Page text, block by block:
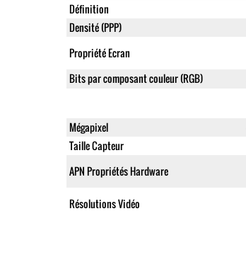
Définition
Densité (PPP)
Propriété Ecran
Bits par composant couleur (RGB)
Mégapixel
Taille Capteur
APN Propriétés Hardware
Résolutions Vidéo